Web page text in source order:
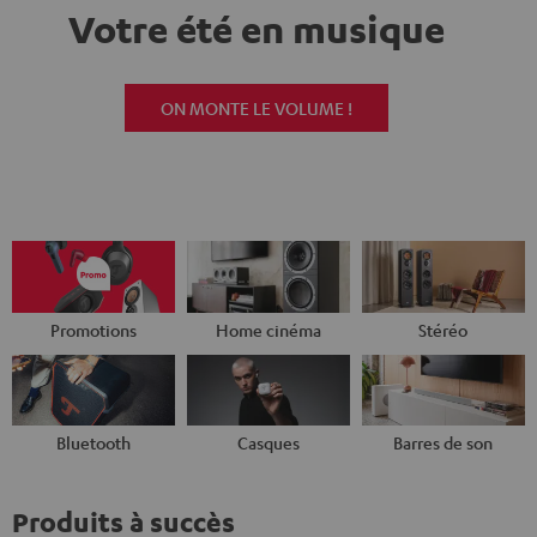
Votre été en musique
ON MONTE LE VOLUME !
Promotions Home cinéma Stéréo
Bluetooth Casques Barres de son
Produits à succès